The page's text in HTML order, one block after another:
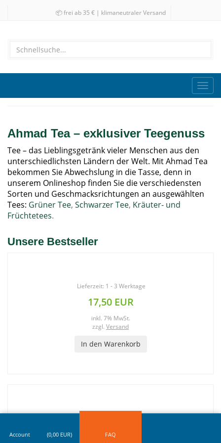
📦 frei ab 35 € | klimaneutraler Versand
Ahmad Tea – exklusiver Teegenuss
Tee – das Lieblingsgetränk vieler Menschen aus den
unterschiedlichsten Ländern der Welt. Mit Ahmad Tea
bekommen Sie Abwechslung in die Tasse, denn in
unserem Onlineshop finden Sie die verschiedensten
Sorten und Geschmacksrichtungen an ausgewählten
Tees: Grüner Tee, Schwarzer Tee, Kräuter- und
Früchtetees.
Unsere Bestseller
Lieferzeit: 1 - 3 Werktage
17,50 EUR
inkl. 7% MwSt.
zzgl. Versand
In den Warenkorb
2,72 EUR
Account (0,00 EUR) FAQ